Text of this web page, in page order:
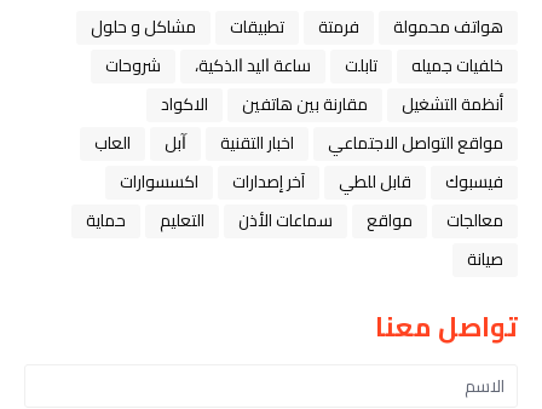
هواتف محمولة فرمتة تطبيقات
مشاكل و حلول
خلفيات جميله
تابلت ﺳﺎﻋﺔ ﺍﻟﻴﺪ ﺍﻟﺬﻛﻴﺔ،
شروحات
أنظمة التشغيل
مقارنة بين هاتفين
الاكواد
مواقع التواصل الاجتماعي
اخبار التقنية ﺁﺑﻞ
العاب
فيسبوك
قابل للطي آخر إصدارات
اكسسوارات
معالجات
مواقع سماعات الأذن التعليم
حماية
صيانة
تواصل معنا